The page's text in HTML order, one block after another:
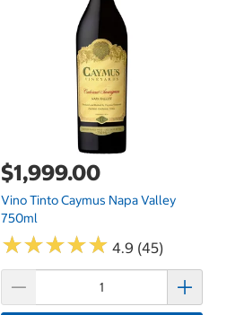
$1,999.00
Vino Tinto Caymus Napa Valley
750ml
★★★★★
★★★★★ 4.9 (45)